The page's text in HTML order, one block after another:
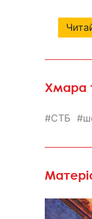
Хмара
СТБ